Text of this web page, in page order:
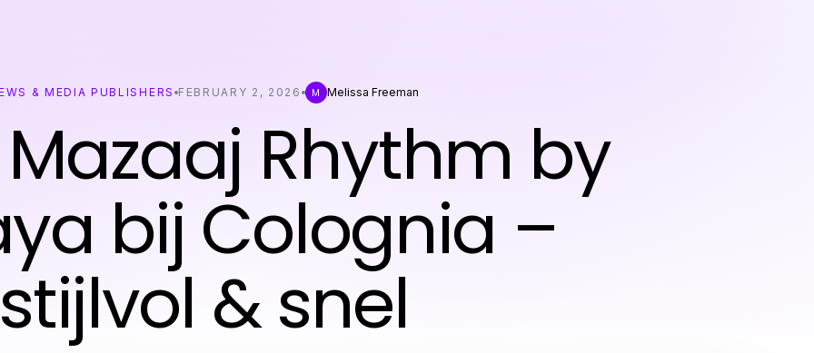
& MEDIA PUBLISHERS FEBRUARY 2, 2026 M Melissa Freeman
Rhythm by
bij Colognia –
& snel